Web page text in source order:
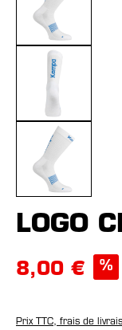
LOGO
8,00 € %
Prix TTC, frais de